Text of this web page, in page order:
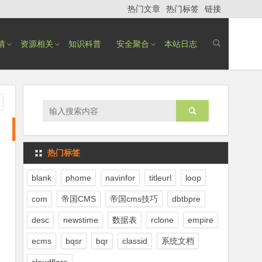
热门文章 热门标签 链接
资源相关 知识科普 安全聚合 本站日志
热门标签
blank phome navinfor titleurl loop
com 帝国CMS 帝国cms技巧 dbtbpre
desc newstime 数据表 rclone empire
ecms bqsr bqr classid 系统文档